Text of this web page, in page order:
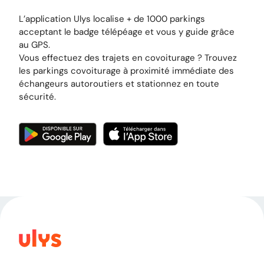
L’application Ulys localise + de 1000 parkings
acceptant le badge télépéage et vous y guide grâce
au GPS.
Vous effectuez des trajets en covoiturage ? Trouvez
les parkings covoiturage à proximité immédiate des
échangeurs autoroutiers et stationnez en toute
sécurité.